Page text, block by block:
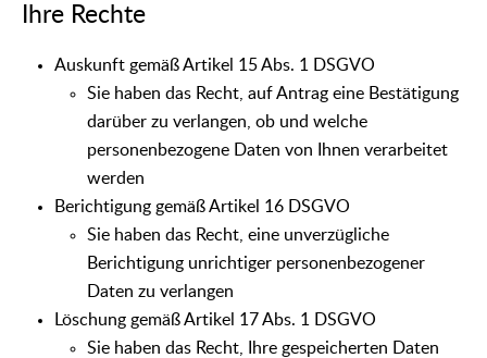
Ihre Rechte
Auskunft gemäß Artikel 15 Abs. 1 DSGVO
Sie haben das Recht, auf Antrag eine Bestätigung
darüber zu verlangen, ob und welche
personenbezogene Daten von Ihnen verarbeitet
werden
Berichtigung gemäß Artikel 16 DSGVO
Sie haben das Recht, eine unverzügliche
Berichtigung unrichtiger personenbezogener
Daten zu verlangen
Löschung gemäß Artikel 17 Abs. 1 DSGVO
Sie haben das Recht, Ihre gespeicherten Daten